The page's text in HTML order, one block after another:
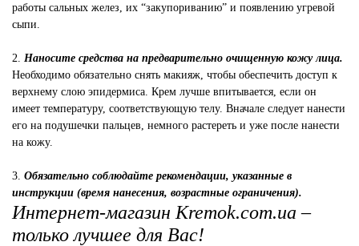
работы сальных желез, их “закупориванию” и появлению угревой
сыпи.
2. Наносите средства на предварительно очищенную кожу лица.
Необходимо обязательно снять макияж, чтобы обеспечить доступ к
верхнему слою эпидермиса. Крем лучше впитывается, если он
имеет температуру, соответствующую телу. Вначале следует нанести
его на подушечки пальцев, немного растереть и уже после нанести
на кожу.
3. Обязательно соблюдайте рекомендации, указанные в
инструкции (время нанесения, возрастные ограничения).
Интернет-магазин Kremok.com.ua –
только лучшее для Вас!